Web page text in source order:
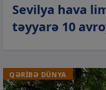
Sevilya hava
təyyarə 10
QƏRİBƏ DÜNYA